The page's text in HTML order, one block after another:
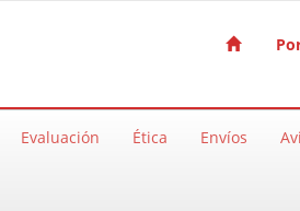
Evaluación Ética Envíos